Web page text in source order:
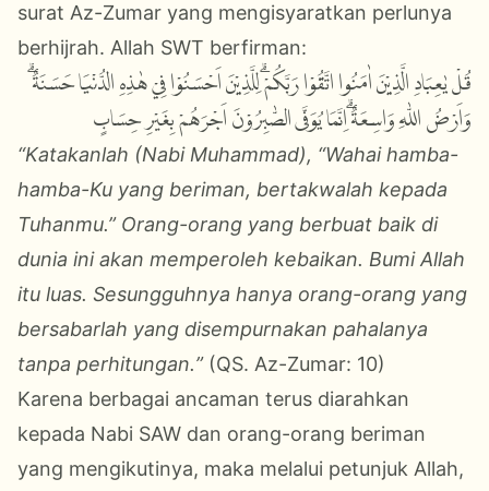
surat Az-Zumar yang mengisyaratkan perlunya
berhijrah. Allah SWT berfirman:
قُلْ يٰعِبَادِ الَّذِيْنَ اٰمَنُوا اتَّقُوْا رَبَّكُمْۗ لِلَّذِيْنَ اَحْسَنُوْا فِيْ هٰذِهِ الدُّنْيَا حَسَنَةٌۗ
وَاَرْضُ اللّٰهِ وَاسِعَةٌۗ اِنَّمَا يُوَفَّى الصّٰبِرُوْنَ اَجْرَهُمْ بِغَيْرِ حِسَابٍ
“Katakanlah (Nabi Muhammad), “Wahai hamba-
hamba-Ku yang beriman, bertakwalah kepada
Tuhanmu.” Orang-orang yang berbuat baik di
dunia ini akan memperoleh kebaikan. Bumi Allah
itu luas. Sesungguhnya hanya orang-orang yang
bersabarlah yang disempurnakan pahalanya
tanpa perhitungan.” (QS. Az-Zumar: 10)
Karena berbagai ancaman terus diarahkan
kepada Nabi SAW dan orang-orang beriman
yang mengikutinya, maka melalui petunjuk Allah,